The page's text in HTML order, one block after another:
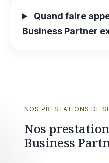
Quand faire
Business Partner
NOS PRESTATIONS DE
Nos
Business